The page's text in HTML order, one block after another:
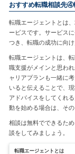
おすすめ転職相談先④
転職エージェントとは
ービスです。サービス
つき、転職の成功に向
転職エージェントは、
職支援がメインと思わ
ャリアプランも一緒に
いると伝えることで、
アドバイスをしてくれ
動を始める場合は、そ
相談は無料でできるた
談をしてみましょう。
転職エージェントとは